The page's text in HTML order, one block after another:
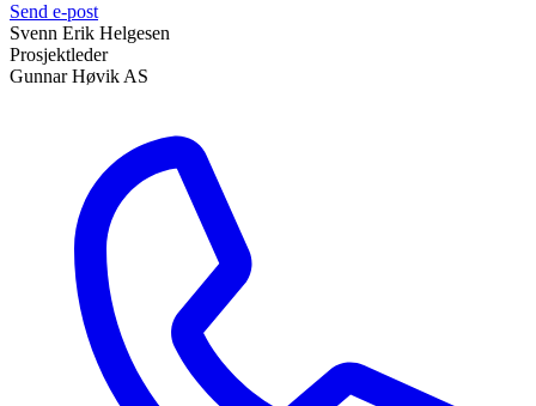
Send e-post
Svenn Erik Helgesen
Prosjektleder
Gunnar Høvik AS